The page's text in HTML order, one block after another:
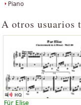
Pachabel's Canon in D
Gathered in the Love of
$15.00
Flute, Cello, Piano,
Piano
A otros usuarios
Für Elise